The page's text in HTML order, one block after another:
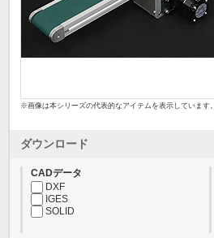
※画像は本シリーズの代表的なアイテムを表示しています。
ダウンロード
CADデータ
DXF
IGES
SOLID